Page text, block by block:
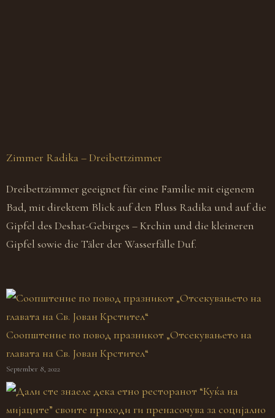
Zimmer Radika – Dreibettzimmer
Dreibettzimmer geeignet für eine Familie mit eigenem
Bad, mit direktem Blick auf den Fluss Radika und auf die
Gipfel des Deshat-Gebirges – Krchin und die kleineren
Gipfel sowie die Täler der Wasserfälle Duf.
Соопштение по повод празникот „Отсекувањето на
главата на Св. Јован Крстител“
September 8, 2022